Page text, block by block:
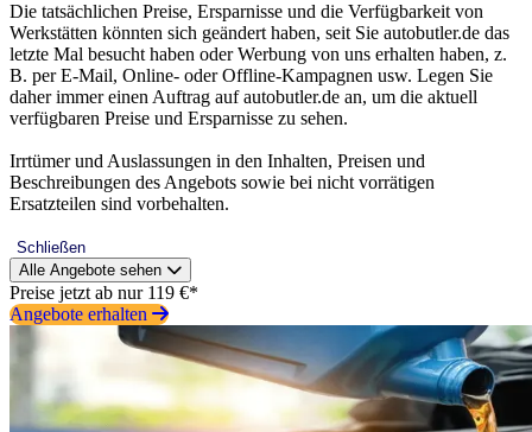
Die tatsächlichen Preise, Ersparnisse und die Verfügbarkeit von
Werkstätten könnten sich geändert haben, seit Sie autobutler.de das
letzte Mal besucht haben oder Werbung von uns erhalten haben, z.
B. per E-Mail, Online- oder Offline-Kampagnen usw. Legen Sie
daher immer einen Auftrag auf autobutler.de an, um die aktuell
verfügbaren Preise und Ersparnisse zu sehen.
Irrtümer und Auslassungen in den Inhalten, Preisen und
Beschreibungen des Angebots sowie bei nicht vorrätigen
Ersatzteilen sind vorbehalten.
Schließen
Alle Angebote sehen
Preise jetzt ab nur 119 €*
Angebote erhalten